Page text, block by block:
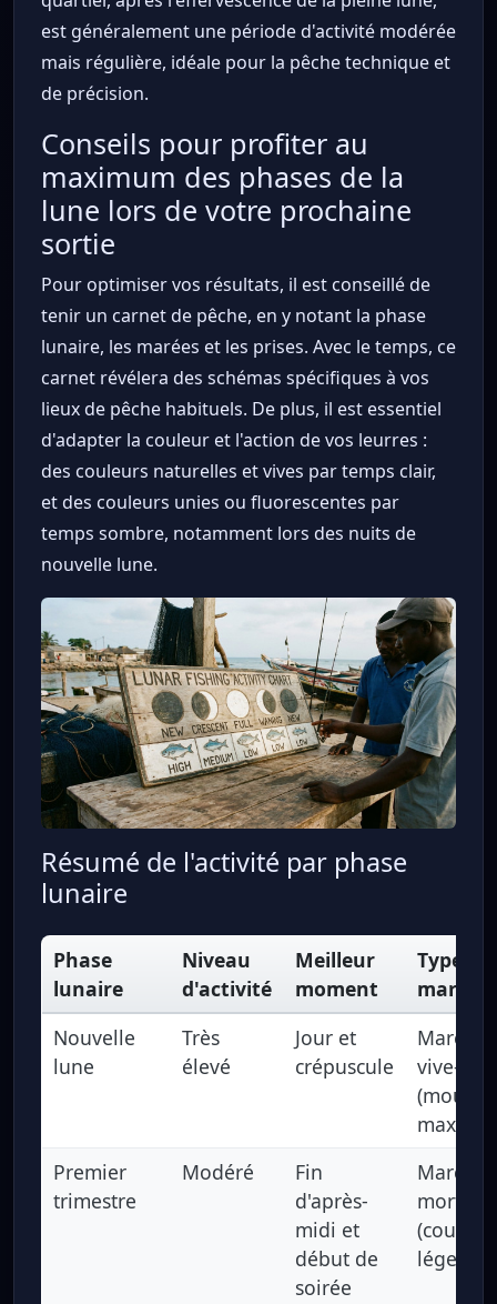
est généralement une période d'activité modérée
mais régulière, idéale pour la pêche technique et
de précision.
Conseils pour profiter au
maximum des phases de la
lune lors de votre prochaine
sortie
Pour optimiser vos résultats, il est conseillé de
tenir un carnet de pêche, en y notant la phase
lunaire, les marées et les prises. Avec le temps, ce
carnet révélera des schémas spécifiques à vos
lieux de pêche habituels. De plus, il est essentiel
d'adapter la couleur et l'action de vos leurres :
des couleurs naturelles et vives par temps clair,
et des couleurs unies ou fluorescentes par
temps sombre, notamment lors des nuits de
nouvelle lune.
Résumé de l'activité par phase
lunaire
Phase
lunaire
Niveau
d'activité
Meilleur
moment
Type de
marée
Nouvelle
lune
Très
élevé
Jour et
crépuscule
Marée
vive-eau
Premier
trimestre
Modéré
Fin
d'après-
midi et
début de
soirée
Marée
morte-
(courant
léger)